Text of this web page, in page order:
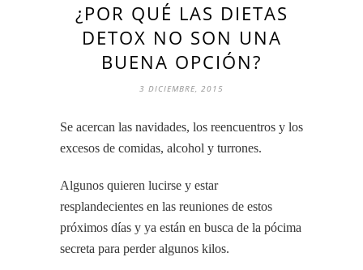
¿POR QUÉ LAS DIETAS
DETOX NO SON UNA
BUENA OPCIÓN?
3 DICIEMBRE, 2015
Se acercan las navidades, los reencuentros y los
excesos de comidas, alcohol y turrones.
Algunos quieren lucirse y estar
resplandecientes en las reuniones de estos
próximos días y ya están en busca de la pócima
secreta para perder algunos kilos.